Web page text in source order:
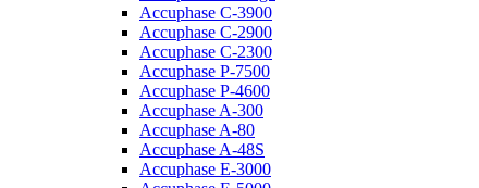
Accuphase C-3900
Accuphase C-2900
Accuphase C-2300
Accuphase P-7500
Accuphase P-4600
Accuphase A-300
Accuphase A-80
Accuphase A-48S
Accuphase E-3000